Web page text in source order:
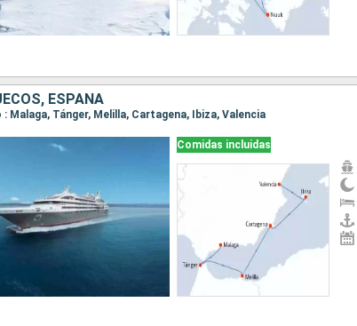
ESPAÑA
: Malaga, Tánger, Melilla, Cartagena, Ibiza, Valencia
Comidas incluidas